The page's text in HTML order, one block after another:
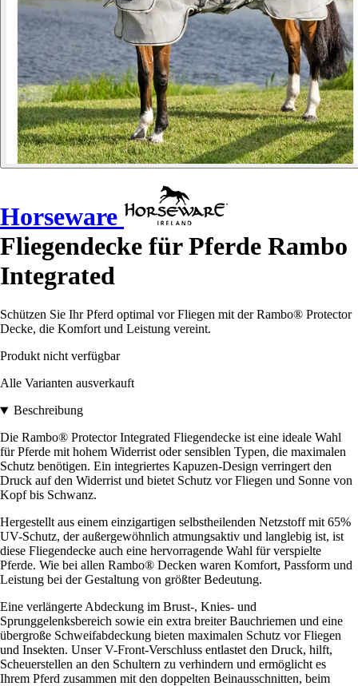
Horseware
Fliegendecke für Pferde Rambo
Integrated
Schützen Sie Ihr Pferd optimal vor Fliegen mit der Rambo® Protector
Decke, die Komfort und Leistung vereint.
Produkt nicht verfügbar
Alle Varianten ausverkauft
Beschreibung
Die Rambo® Protector Integrated Fliegendecke ist eine ideale Wahl
für Pferde mit hohem Widerrist oder sensiblen Typen, die maximalen
Schutz benötigen. Ein integriertes Kapuzen-Design verringert den
Druck auf den Widerrist und bietet Schutz vor Fliegen und Sonne von
Kopf bis Schwanz.
Hergestellt aus einem einzigartigen selbstheilenden Netzstoff mit 65%
UV-Schutz, der außergewöhnlich atmungsaktiv und langlebig ist, ist
diese Fliegendecke auch eine hervorragende Wahl für verspielte
Pferde. Wie bei allen Rambo® Decken waren Komfort, Passform und
Leistung bei der Gestaltung von größter Bedeutung.
Eine verlängerte Abdeckung im Brust-, Knies- und
Sprunggelenksbereich sowie ein extra breiter Bauchriemen und eine
übergroße Schweifabdeckung bieten maximalen Schutz vor Fliegen
und Insekten. Unser V-Front-Verschluss entlastet den Druck, hilft,
Scheuerstellen an den Schultern zu verhindern und ermöglicht es
Ihrem Pferd zusammen mit den doppelten Beinausschnitten, beim